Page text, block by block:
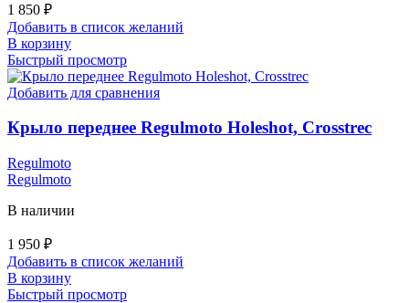
1 850 ₽
Добавить в список желаний
В корзину
Быстрый просмотр
Добавить для сравнения
Крыло переднее Regulmoto Holeshot, Crosstrec
Regulmoto
Regulmoto
В наличии
1 950 ₽
Добавить в список желаний
В корзину
Быстрый просмотр